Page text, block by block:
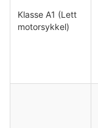
Klasse A1 (Lett
motorsykkel)